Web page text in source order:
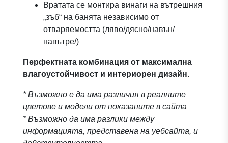
Вратата се монтира винаги на вътрешния
„зъб“ на банята независимо от
отваряемостта (ляво/дясно/навън/
навътре/)
Перфектната комбинация от максимална
влагоустойчивост и интериорен дизайн.
* Възможно е да има различия в реалните
цветове и модели от показаните в сайта
* Възможно да има разлики между
информацията, представена на уебсайта, и